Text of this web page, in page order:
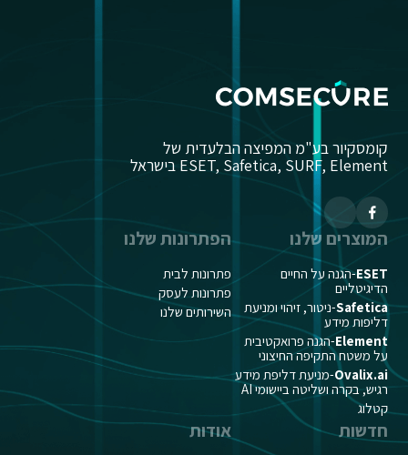
קומסקיור בע"מ המפיצה הבלעדית של
ESET, Safetica, SURF, Element בישראל
המוצרים שלנו
ESET-הגנה על החיים
הדיגיטליים
Safetica-ניטור, זיהוי ומניעת
דליפות מידע
Element-הגנה פרואקטיבית
על משטח התקיפה החיצוני
Ovalix.ai-מניעת דליפת מידע
רגיש, בקרה ושליטה ביישומי AI
קטלוג
הפתרונות שלנו
פתרונות לבית
פתרונות לעסק
השירותים שלנו
חדשות אודות